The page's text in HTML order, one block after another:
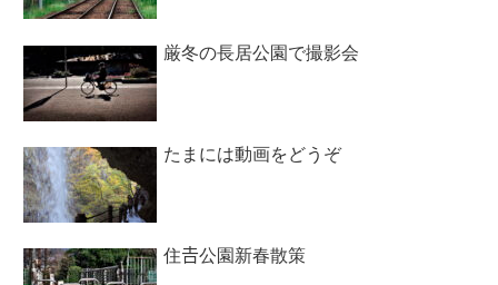
厳冬の長居公園で撮影会
たまには動画をどうぞ
住𠮷公園新春散策